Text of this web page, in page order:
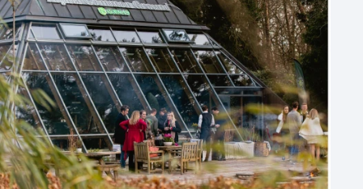
Hybride events
Industriële locatie
Kasteel en landgoed
Kleine / intieme locatie
Locaties aan zee
Museum
Theater
Varende locatie